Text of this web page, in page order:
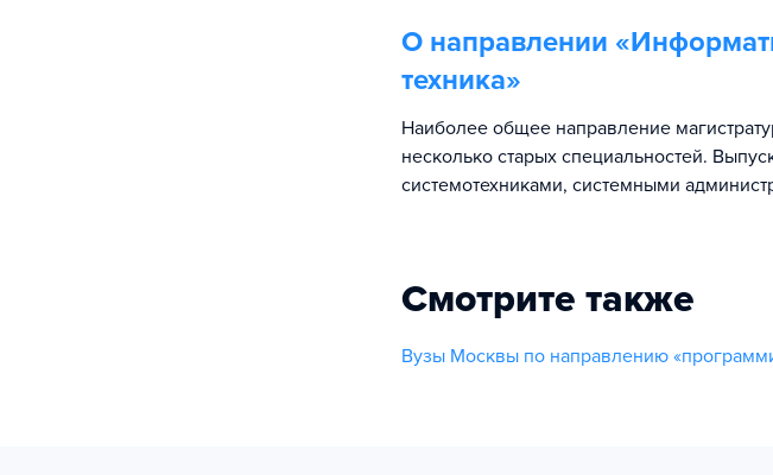
О направлении «
техника»
Наиболее общее направление
несколько старых специальностей.
системотехниками, системными
Смотрите также
Вузы Москвы по направлению